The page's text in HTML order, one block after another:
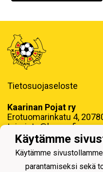
Tietosuojaseloste
Kaarinan Pojat ry
Erotuomarinkatu 4,
toimisto@kaapo.fi
y-tunnus: 1006858-6
Käytämme
Käytämme
parantamiseksi sekä